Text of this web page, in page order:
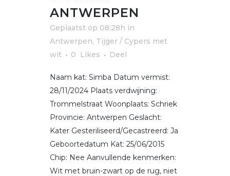
ANTWERPEN
Geplaatst op 08:28h in
Antwerpen, Tijger / Cypers met
wit
0 Likes Deel
Naam kat: Simba Datum vermist:
28/11/2024 Plaats verdwijning:
Trommelstraat Woonplaats: Schriek
Provincie: Antwerpen Geslacht:
Kater Gesteriliseerd/Gecastreerd: Ja
Geboortedatum Kat: 25/06/2015
Chip: Nee Aanvullende kenmerken:
Wit met bruin-zwart op de rug, niet